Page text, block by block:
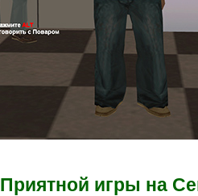
Приятной игры на